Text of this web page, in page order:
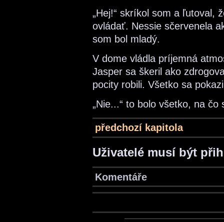
„Hej!“ skríkol som a ľutoval,
ovládať. Nessie sčervenela
som bol mladý.
V dome vládla príjemná
Jasper sa škeril ako
pocity robili. Všetko sa
„Nie...“ to bolo všetko, na čo
předchozí kapitola
Uživatelé musí být
Komentáře